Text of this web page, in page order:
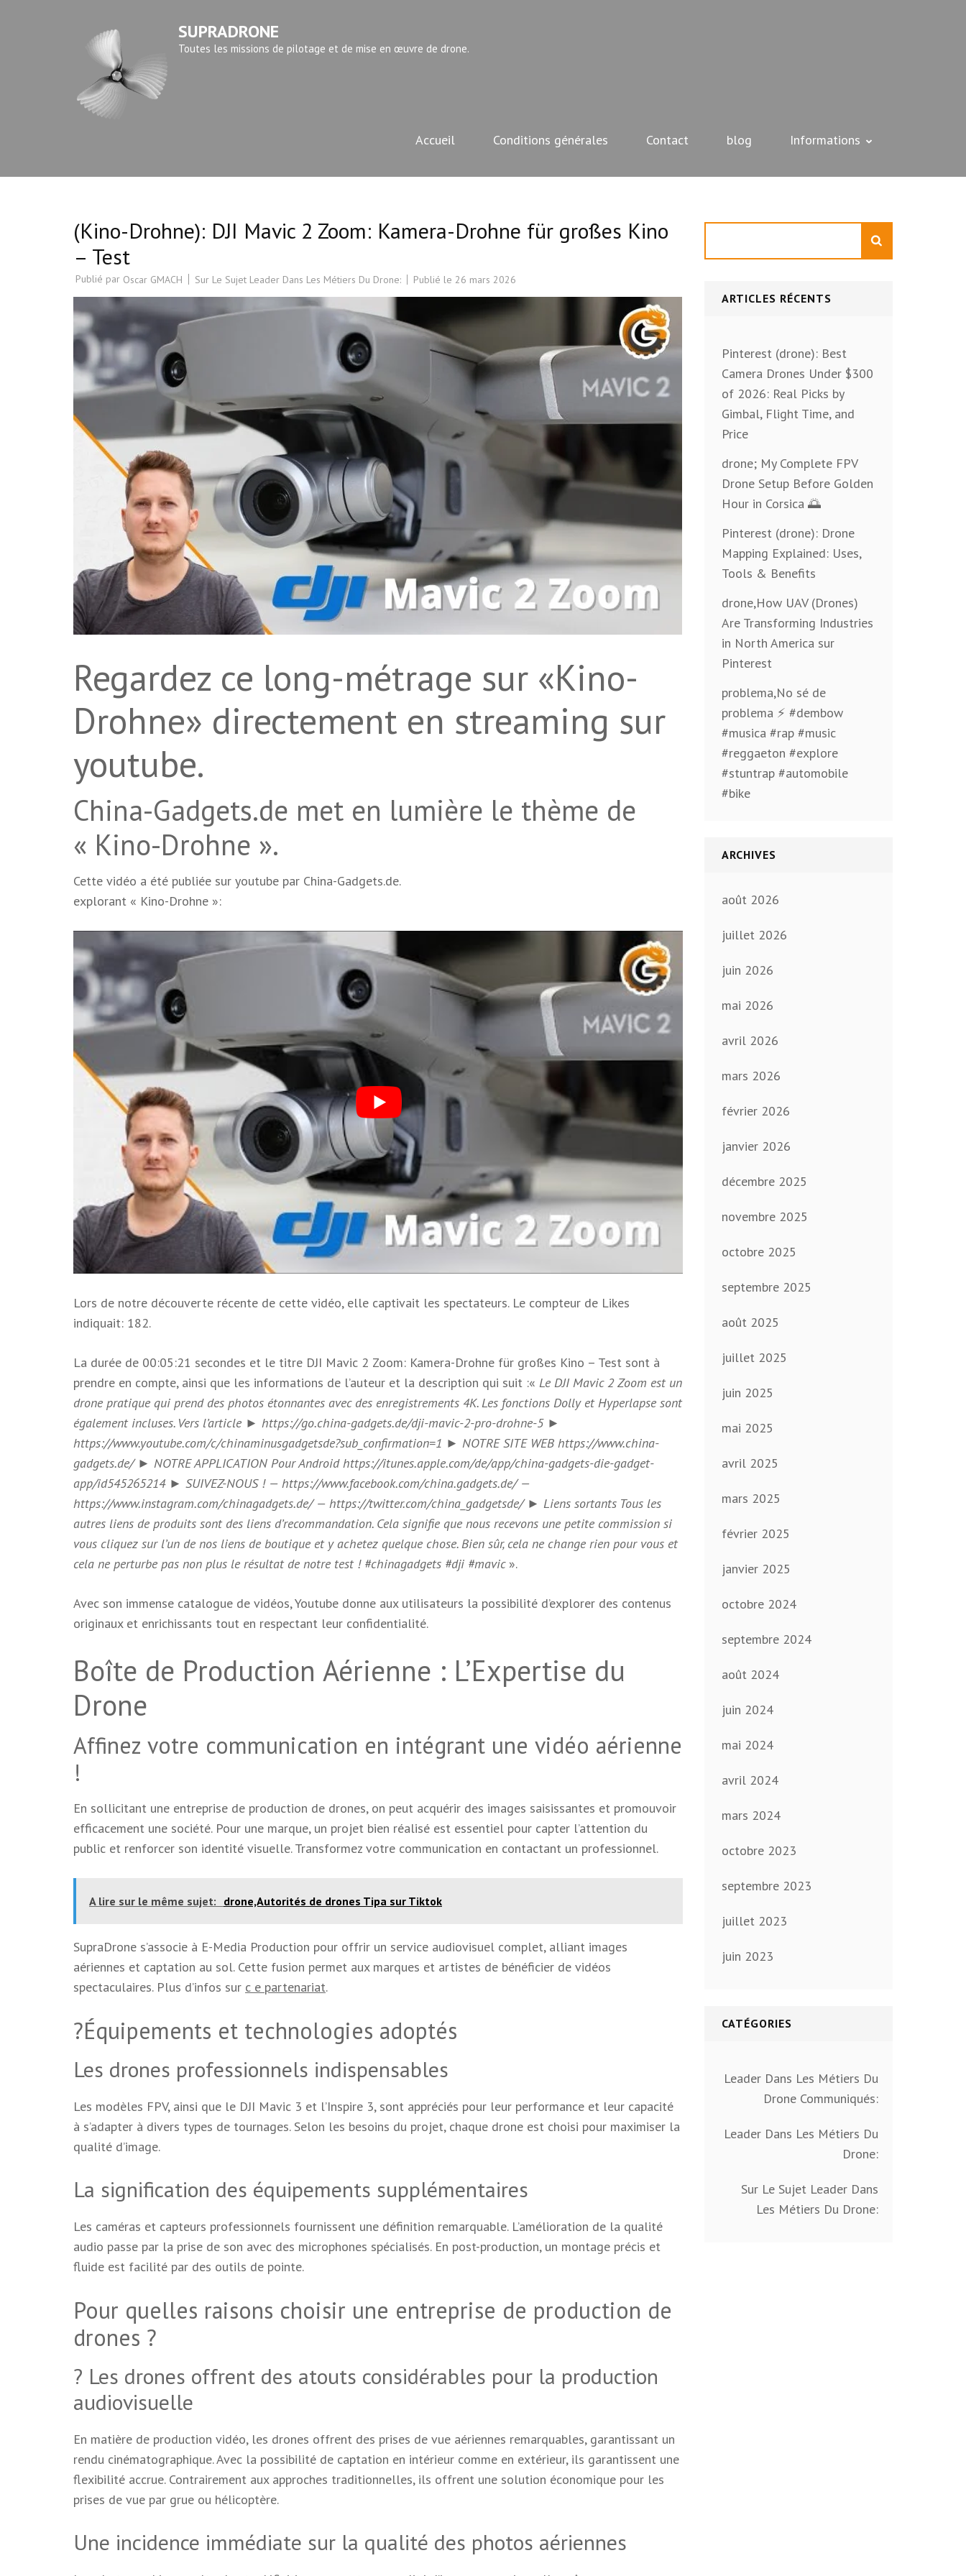
SUPRADRONE
Toutes les missions de pilotage et de mise en œuvre de drone.
Accueil Conditions générales Contact blog Informations
(Kino-Drohne): DJI Mavic 2 Zoom: Kamera-Drohne für großes Kino
– Test
Publié par Oscar GMACH Sur Le Sujet Leader Dans Les Métiers Du Drone: Publié le 26 mars 2026
Regardez ce long-métrage sur «Kino-
Drohne» directement en streaming sur
youtube.
China-Gadgets.de met en lumière le thème de
« Kino-Drohne ».
Cette vidéo a été publiée sur youtube par China-Gadgets.de.
explorant « Kino-Drohne »:
Lors de notre découverte récente de cette vidéo, elle captivait les spectateurs. Le compteur de Likes
indiquait: 182.
La durée de 00:05:21 secondes et le titre DJI Mavic 2 Zoom: Kamera-Drohne für großes Kino – Test sont à
prendre en compte, ainsi que les informations de l’auteur et la description qui suit :« Le DJI Mavic 2 Zoom est un
drone pratique qui prend des photos étonnantes avec des enregistrements 4K. Les fonctions Dolly et Hyperlapse sont
également incluses. Vers l’article ► https://go.china-gadgets.de/dji-mavic-2-pro-drohne-5 ►
https://www.youtube.com/c/chinaminusgadgetsde?sub_confirmation=1 ► NOTRE SITE WEB https://www.china-
gadgets.de/ ► NOTRE APPLICATION Pour Android https://itunes.apple.com/de/app/china-gadgets-die-gadget-
app/id545265214 ► SUIVEZ-NOUS ! — https://www.facebook.com/china.gadgets.de/ —
https://www.instagram.com/chinagadgets.de/ — https://twitter.com/china_gadgetsde/ ► Liens sortants Tous les
autres liens de produits sont des liens d’recommandation. Cela signifie que nous recevons une petite commission si
vous cliquez sur l’un de nos liens de boutique et y achetez quelque chose. Bien sûr, cela ne change rien pour vous et
cela ne perturbe pas non plus le résultat de notre test ! #chinagadgets #dji #mavic ».
Avec son immense catalogue de vidéos, Youtube donne aux utilisateurs la possibilité d’explorer des contenus
originaux et enrichissants tout en respectant leur confidentialité.
Boîte de Production Aérienne : L’Expertise du
Drone
Affinez votre communication en intégrant une vidéo aérienne
!
En sollicitant une entreprise de production de drones, on peut acquérir des images saisissantes et promouvoir
efficacement une société. Pour une marque, un projet bien réalisé est essentiel pour capter l’attention du
public et renforcer son identité visuelle. Transformez votre communication en contactant un professionnel.
A lire sur le même sujet: drone,Autorités de drones Tipa sur Tiktok
SupraDrone s’associe à E-Media Production pour offrir un service audiovisuel complet, alliant images
aériennes et captation au sol. Cette fusion permet aux marques et artistes de bénéficier de vidéos
spectaculaires. Plus d’infos sur c e partenariat.
?Équipements et technologies adoptés
Les drones professionnels indispensables
Les modèles FPV, ainsi que le DJI Mavic 3 et l’Inspire 3, sont appréciés pour leur performance et leur capacité
à s’adapter à divers types de tournages. Selon les besoins du projet, chaque drone est choisi pour maximiser la
qualité d’image.
La signification des équipements supplémentaires
Les caméras et capteurs professionnels fournissent une définition remarquable. L’amélioration de la qualité
audio passe par la prise de son avec des microphones spécialisés. En post-production, un montage précis et
fluide est facilité par des outils de pointe.
Pour quelles raisons choisir une entreprise de production de
drones ?
? Les drones offrent des atouts considérables pour la production
audiovisuelle
En matière de production vidéo, les drones offrent des prises de vue aériennes remarquables, garantissant un
rendu cinématographique. Avec la possibilité de captation en intérieur comme en extérieur, ils garantissent une
flexibilité accrue. Contrairement aux approches traditionnelles, ils offrent une solution économique pour les
prises de vue par grue ou hélicoptère.
Une incidence immédiate sur la qualité des photos aériennes
ARTICLES RÉCENTS
Pinterest (drone): Best
Camera Drones Under $300
of 2026: Real Picks by
Gimbal, Flight Time, and
Price
drone; My Complete FPV
Drone Setup Before Golden
Hour in Corsica 🌅
Pinterest (drone): Drone
Mapping Explained: Uses,
Tools & Benefits
drone,How UAV (Drones)
Are Transforming Industries
in North America sur
Pinterest
problema,No sé de
problema ⚡️ #dembow
#musica #rap #music
#reggaeton #explore
#stuntrap #automobile
#bike
ARCHIVES
août 2026
juillet 2026
juin 2026
mai 2026
avril 2026
mars 2026
février 2026
janvier 2026
décembre 2025
novembre 2025
octobre 2025
septembre 2025
août 2025
juillet 2025
juin 2025
mai 2025
avril 2025
mars 2025
février 2025
janvier 2025
octobre 2024
septembre 2024
août 2024
juin 2024
mai 2024
avril 2024
mars 2024
octobre 2023
septembre 2023
juillet 2023
juin 2023
CATÉGORIES
Leader Dans Les Métiers Du
Drone Communiqués:
Leader Dans Les Métiers Du
Drone:
Sur Le Sujet Leader Dans
Les Métiers Du Drone: